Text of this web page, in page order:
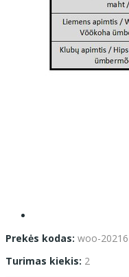
Prekės kodas: woo-20216
Turimas kiekis: 2